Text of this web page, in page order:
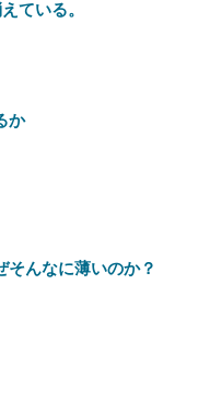
ている。
か
そんなに薄いのか？